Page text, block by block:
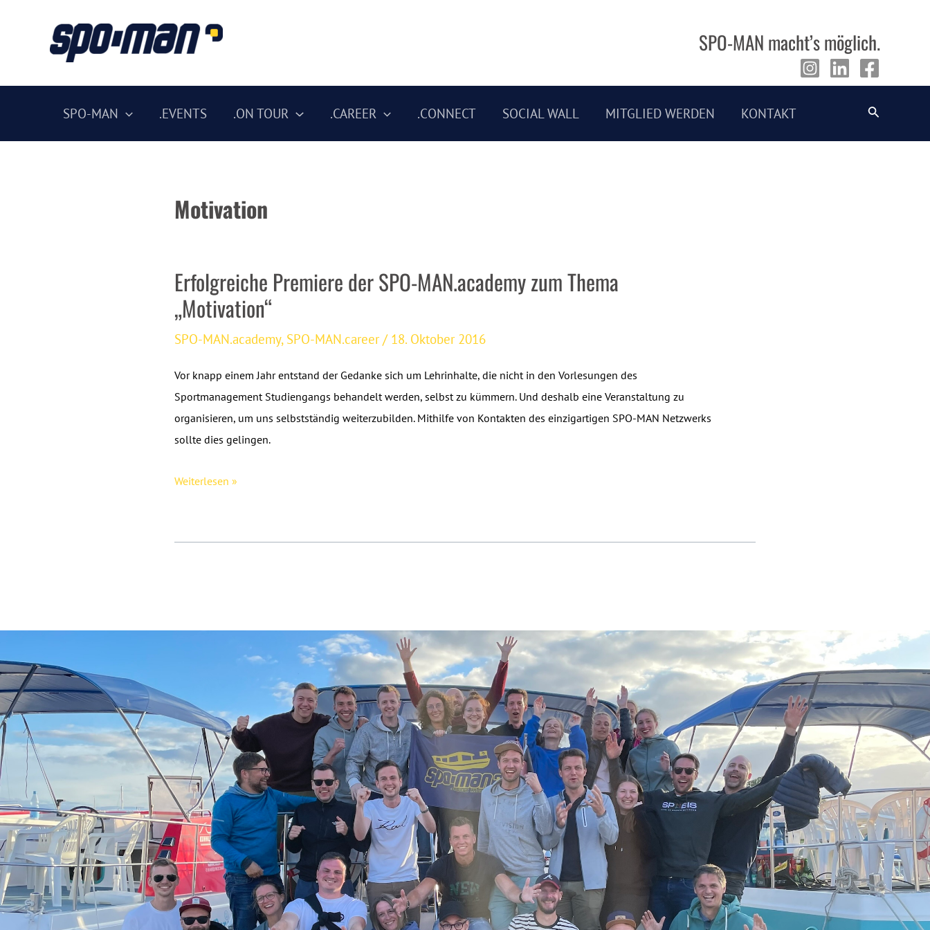
SPO-MAN macht’s möglich.
SPO-MAN .EVENTS .ON TOUR .CAREER .CONNECT SOCIAL WALL MITGLIED WERDEN KONTAKT Suche
Motivation
Erfolgreiche Premiere der SPO-MAN.academy zum Thema
„Motivation“
SPO-MAN.academy, SPO-MAN.career/ 18. Oktober 2016
Vor knapp einem Jahr entstand der Gedanke sich um Lehrinhalte, die nicht in den Vorlesungen des
Sportmanagement Studiengangs behandelt werden, selbst zu kümmern. Und deshalb eine Veranstaltung zu
organisieren, um uns selbstständig weiterzubilden. Mithilfe von Kontakten des einzigartigen SPO-MAN Netzwerks
sollte dies gelingen.
Erfolgreiche
SPO-
„Motivation“
Weiterlesen »